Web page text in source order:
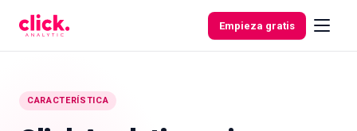
Empieza gratis
Funcionalidades
CARACTERÍSTICA